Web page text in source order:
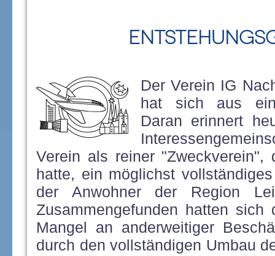
Der Verein IG
hat sich aus
Daran erinnert
Verein als reiner
hatte, ein möglichst
der Anwohner der Region
Zusammengefunden hatten
Mangel an anderweitiger
durch den vollständigen Umbau